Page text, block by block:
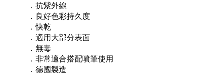
．抗紫外線
．良好色彩持久度
．快乾
．適用大部分表面
．無毒
．非常適合搭配噴筆使用
．德國製造